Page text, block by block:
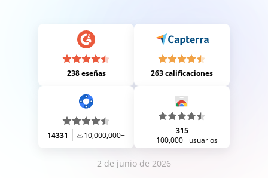
238 eseñas 263 calificaciones
14331 10,000,000+
315
100,000+ usuarios
2 de junio de 2026